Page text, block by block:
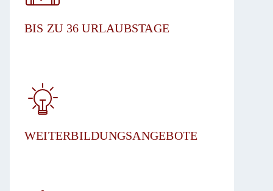
BIS ZU 36 URLAUBSTAGE​
WEITERBILDUNGSANGEBOTE